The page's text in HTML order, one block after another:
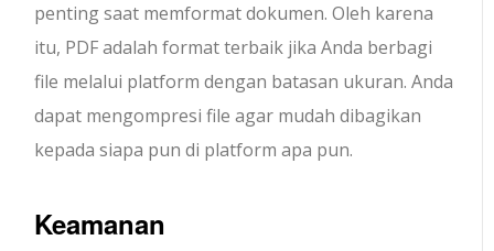
penting saat memformat dokumen. Oleh karena
itu, PDF adalah format terbaik jika Anda berbagi
file melalui platform dengan batasan ukuran. Anda
dapat mengompresi file agar mudah dibagikan
kepada siapa pun di platform apa pun.
Keamanan